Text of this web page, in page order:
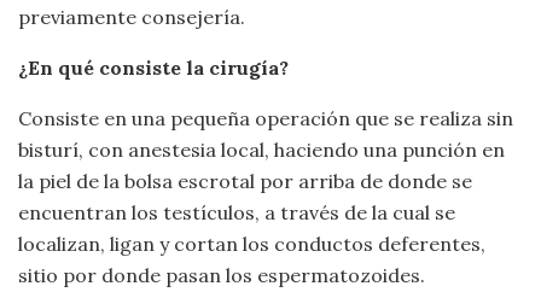
previamente consejería.
¿En qué consiste la cirugía?
Consiste en una pequeña operación que se realiza sin
bisturí, con anestesia local, haciendo una punción en
la piel de la bolsa escrotal por arriba de donde se
encuentran los testículos, a través de la cual se
localizan, ligan y cortan los conductos deferentes,
sitio por donde pasan los espermatozoides.